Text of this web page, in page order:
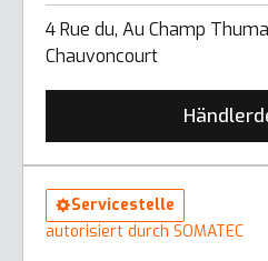
4 Rue du, Au Champ
Chauvoncourt
Servicestelle
autorisiert durch SOMATEC